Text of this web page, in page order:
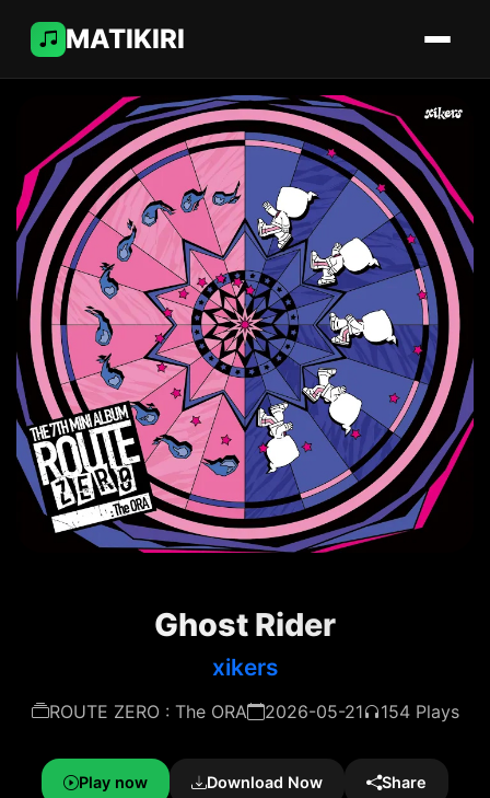
MATIKIRI
Ghost Rider
xikers
ROUTE ZERO : The ORA 2026-05-21 154 Plays
Play now Download Now Share